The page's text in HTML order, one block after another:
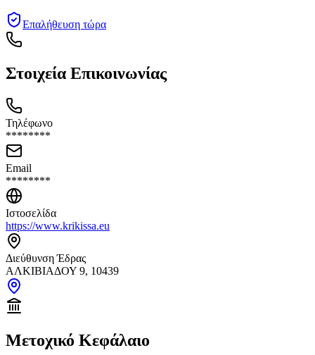
Επαλήθευση τώρα
Στοιχεία Επικοινωνίας
Τηλέφωνο
********
Email
********
Ιστοσελίδα
https://www.krikissa.eu
Διεύθυνση Έδρας
ΑΛΚΙΒΙΑΔΟΥ 9, 10439
Μετοχικό Κεφάλαιο